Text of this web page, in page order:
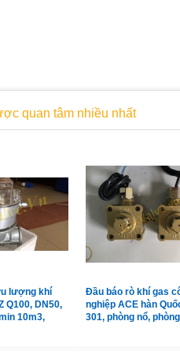
quan tâm nhiều nhất
lượng khí
Q100, DN50,
10m3,
Đầu báo rò khí gas
nghiệp ACE hàn
301, phòng nổ,